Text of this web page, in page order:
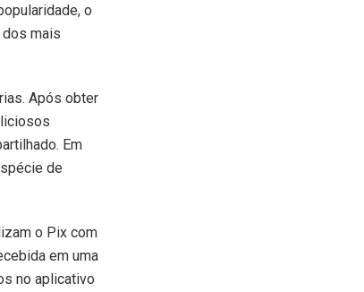
o
mais
Após obter
Em
de
o Pix com
em uma
no aplicativo